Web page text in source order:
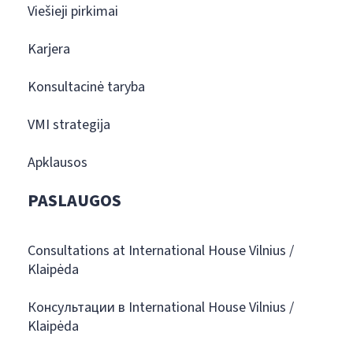
Viešieji pirkimai
Karjera
Konsultacinė taryba
VMI strategija
Apklausos
PASLAUGOS
Consultations at International House Vilnius /
Klaipėda
Консультации в International House Vilnius /
Klaipėda